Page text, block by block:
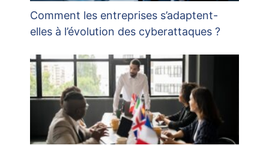
Comment les entreprises s’adaptent-
elles à l’évolution des cyberattaques ?